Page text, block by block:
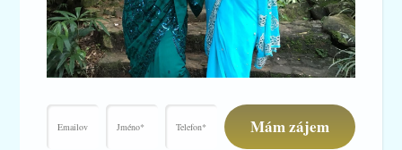
Mám zájem